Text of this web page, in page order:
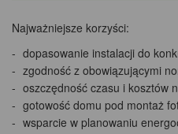
Najważniejsze korzyści:
dopasowanie instalacji do
zgodność z obowiązującymi
oszczędność czasu i kosztów
gotowość domu pod montaż
wsparcie w planowaniu